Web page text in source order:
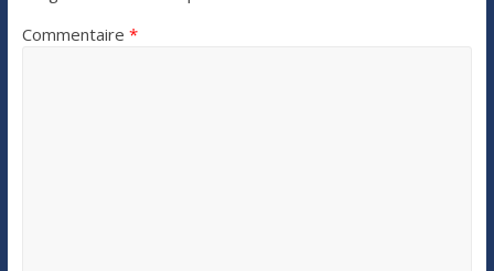
Commentaire *